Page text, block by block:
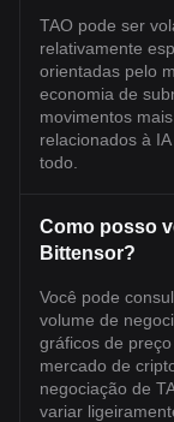
TAO pode ser
relativamente
orientadas pelo
economia de
movimentos
relacionados à
todo.
Como posso
Bittensor?
Você pode
volume de
gráficos de
mercado de
negociação de
variar